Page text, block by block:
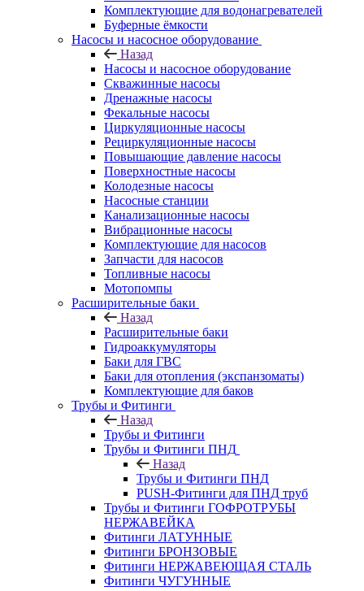
Комплектующие для водонагревателей
Буферные ёмкости
Насосы и насосное оборудование
Назад
Насосы и насосное оборудование
Скважинные насосы
Дренажные насосы
Фекальные насосы
Циркуляционные насосы
Рециркуляционные насосы
Повышающие давление насосы
Поверхностные насосы
Колодезные насосы
Насосные станции
Канализационные насосы
Вибрационные насосы
Комплектующие для насосов
Запчасти для насосов
Топливные насосы
Мотопомпы
Расширительные баки
Назад
Расширительные баки
Гидроаккумуляторы
Баки для ГВС
Баки для отопления (экспанзоматы)
Комплектующие для баков
Трубы и Фитинги
Назад
Трубы и Фитинги
Трубы и Фитинги ПНД
Назад
Трубы и Фитинги ПНД
PUSH-Фитинги для ПНД труб
Трубы и Фитинги ГОФРОТРУБЫ
НЕРЖАВЕЙКА
Фитинги ЛАТУННЫЕ
Фитинги БРОНЗОВЫЕ
Фитинги НЕРЖАВЕЮЩАЯ СТАЛЬ
Фитинги ЧУГУННЫЕ